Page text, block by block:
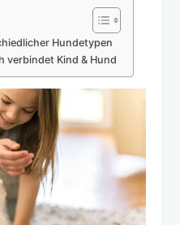
Hundetypen
verbindet Kind & Hund